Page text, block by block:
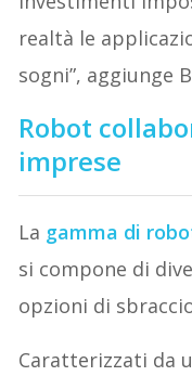
realtà le
sogni”, aggiunge
Robot
imprese
La gamma di
si compone di
opzioni di
Caratterizzati da